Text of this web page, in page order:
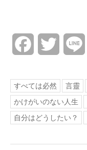
FacebookTwitter
すべては必然 言靈
かけがいのない人生
自分はどうしたい？